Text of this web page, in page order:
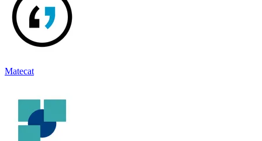
Matecat